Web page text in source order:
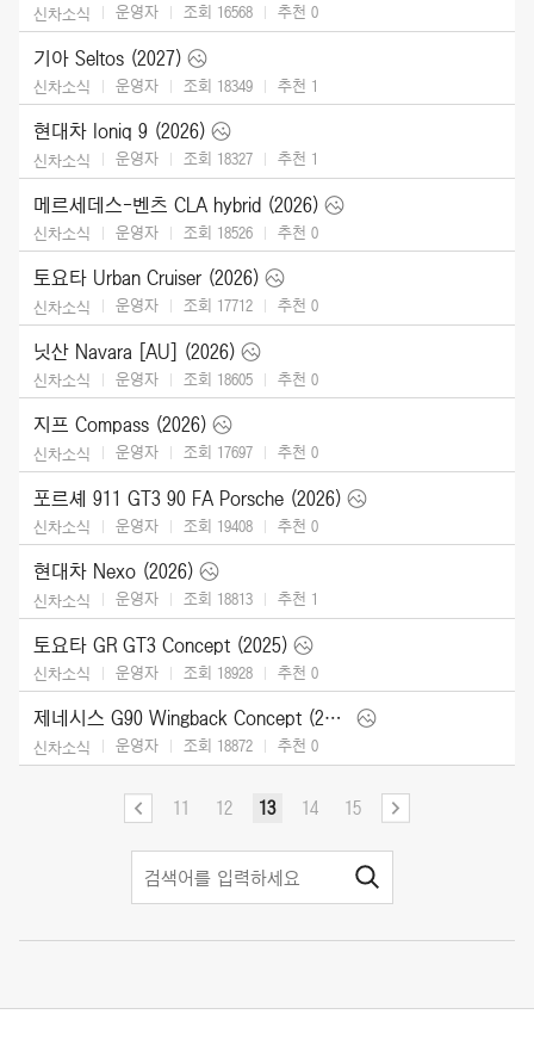
신차소식 운영자 조회 16568 추천 0
기아 Seltos (2027)
신차소식 운영자 조회 18349 추천 1
현대차 Ioniq 9 (2026)
신차소식 운영자 조회 18327 추천 1
메르세데스-벤츠 CLA hybrid (2026)
신차소식 운영자 조회 18526 추천 0
토요타 Urban Cruiser (2026)
신차소식 운영자 조회 17712 추천 0
닛산 Navara [AU] (2026)
신차소식 운영자 조회 18605 추천 0
지프 Compass (2026)
신차소식 운영자 조회 17697 추천 0
포르셰 911 GT3 90 FA Porsche (2026)
신차소식 운영자 조회 19408 추천 0
현대차 Nexo (2026)
신차소식 운영자 조회 18813 추천 1
토요타 GR GT3 Concept (2025)
신차소식 운영자 조회 18928 추천 0
제네시스 G90 Wingback Concept (2025)
신차소식 운영자 조회 18872 추천 0
11 12 13 14 15